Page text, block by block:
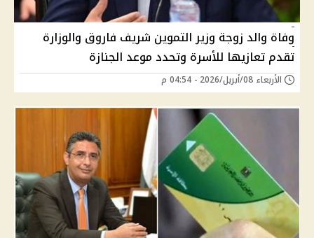
وفاة والد زوجة وزير التموين شريف فاروق والوزارة
تقدم تعازيها للأسرة وتحدد موعد الجنازة
الأربعاء 08/أبريل/2026 - 04:54 م